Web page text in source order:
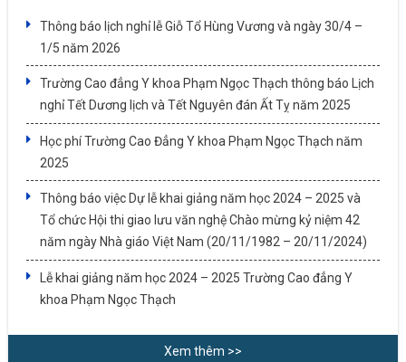
Thông báo lịch nghỉ lễ Giỗ Tổ Hùng Vương và ngày 30/4 –
1/5 năm 2026
Trường Cao đẳng Y khoa Phạm Ngọc Thạch thông báo Lịch
nghỉ Tết Dương lịch và Tết Nguyên đán Ất Tỵ năm 2025
Học phí Trường Cao Đẳng Y khoa Phạm Ngọc Thạch năm
2025
Thông báo việc Dự lễ khai giảng năm học 2024 – 2025 và
Tổ chức Hội thi giao lưu văn nghệ Chào mừng kỷ niệm 42
năm ngày Nhà giáo Việt Nam (20/11/1982 – 20/11/2024)
Lễ khai giảng năm học 2024 – 2025 Trường Cao đẳng Y
khoa Phạm Ngọc Thạch
Xem thêm >>